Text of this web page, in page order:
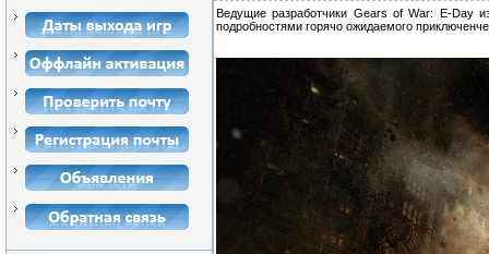
Ведущие разработчики Gears of War: E-Day
подробностями горячо ожидаемого